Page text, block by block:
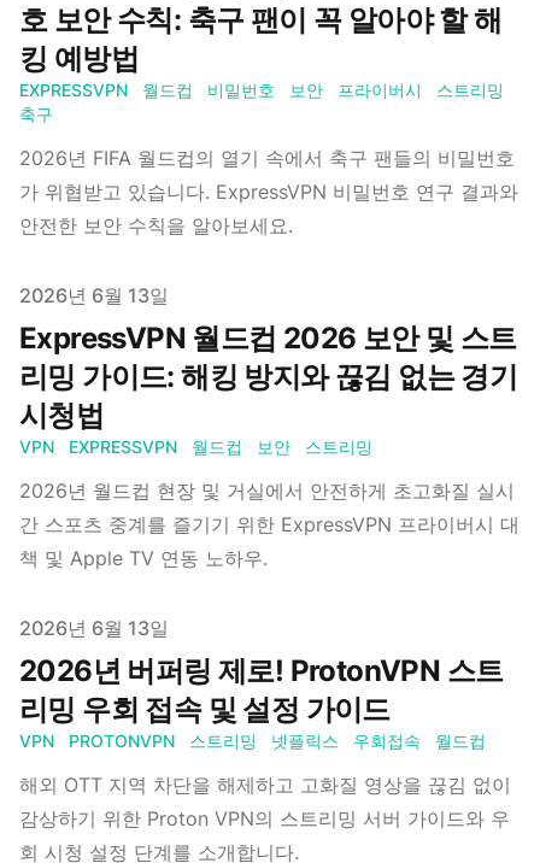
호 보안 수칙: 축구 팬이 꼭 알아야 할 해
킹 예방법
EXPRESSVPN 월드컵 비밀번호 보안 프라이버시
스트리밍
축구
2026년 FIFA 월드컵의 열기 속에서 축구 팬들의 비밀번호
가 위협받고 있습니다. ExpressVPN 비밀번호 연구 결과와
안전한 보안 수칙을 알아보세요.
Published on
2026년 6월 13일
ExpressVPN 월드컵 2026 보안 및 스트
리밍 가이드: 해킹 방지와 끊김 없는 경기
시청법
VPN EXPRESSVPN 월드컵 보안 스트리밍
2026년 월드컵 현장 및 거실에서 안전하게 초고화질 실시
간 스포츠 중계를 즐기기 위한 ExpressVPN 프라이버시 대
책 및 Apple TV 연동 노하우.
Published on
2026년 6월 13일
2026년 버퍼링 제로! ProtonVPN 스트
리밍 우회 접속 및 설정 가이드
VPN PROTONVPN 스트리밍 넷플릭스 우회접속 월드컵
해외 OTT 지역 차단을 해제하고 고화질 영상을 끊김 없이
감상하기 위한 Proton VPN의 스트리밍 서버 가이드와 우
회 시청 설정 단계를 소개합니다.